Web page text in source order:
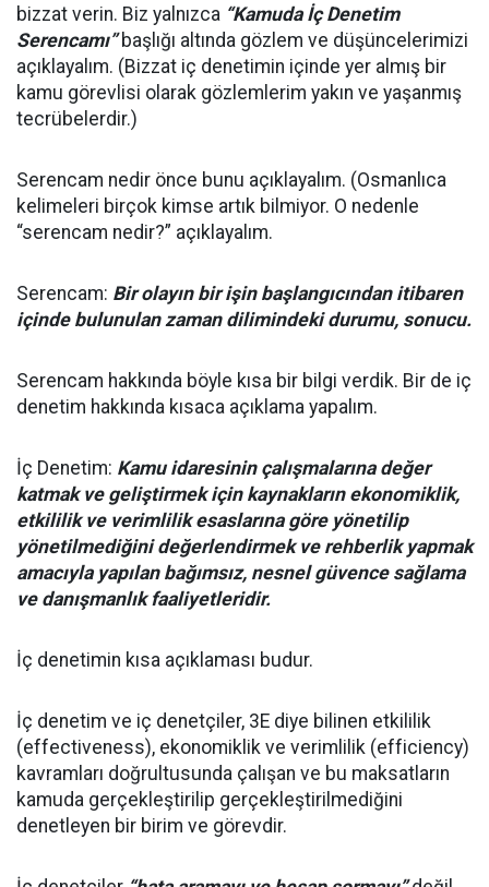
bizzat verin. Biz yalnızca “Kamuda İç Denetim
Serencamı”başlığı altında gözlem ve düşüncelerimizi
açıklayalım. (Bizzat iç denetimin içinde yer almış bir
kamu görevlisi olarak gözlemlerim yakın ve yaşanmış
tecrübelerdir.)
Serencam nedir önce bunu açıklayalım. (Osmanlıca
kelimeleri birçok kimse artık bilmiyor. O nedenle
“serencam nedir?” açıklayalım.
Serencam: Bir olayın bir işin başlangıcından itibaren
içinde bulunulan zaman dilimindeki durumu, sonucu.
Serencam hakkında böyle kısa bir bilgi verdik. Bir de iç
denetim hakkında kısaca açıklama yapalım.
İç Denetim: Kamu idaresinin çalışmalarına değer
katmak ve geliştirmek için kaynakların ekonomiklik,
etkililik ve verimlilik esaslarına göre yönetilip
yönetilmediğini değerlendirmek ve rehberlik yapmak
amacıyla yapılan bağımsız, nesnel güvence sağlama
ve danışmanlık faaliyetleridir.
İç denetimin kısa açıklaması budur.
İç denetim ve iç denetçiler, 3E diye bilinen etkililik
(effectiveness), ekonomiklik ve verimlilik (efficiency)
kavramları doğrultusunda çalışan ve bu maksatların
kamuda gerçekleştirilip gerçekleştirilmediğini
denetleyen bir birim ve görevdir.